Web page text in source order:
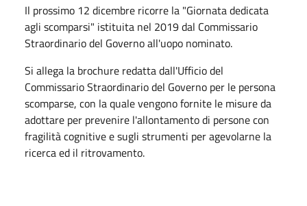
Il prossimo 12 dicembre ricorre la "Giornata dedicata
agli scomparsi" istituita nel 2019 dal Commissario
Straordinario del Governo all'uopo nominato.
Si allega la brochure redatta dall'Ufficio del
Commissario Straordinario del Governo per le persona
scomparse, con la quale vengono fornite le misure da
adottare per prevenire l'allontamento di persone con
fragilità cognitive e sugli strumenti per agevolarne la
ricerca ed il ritrovamento.